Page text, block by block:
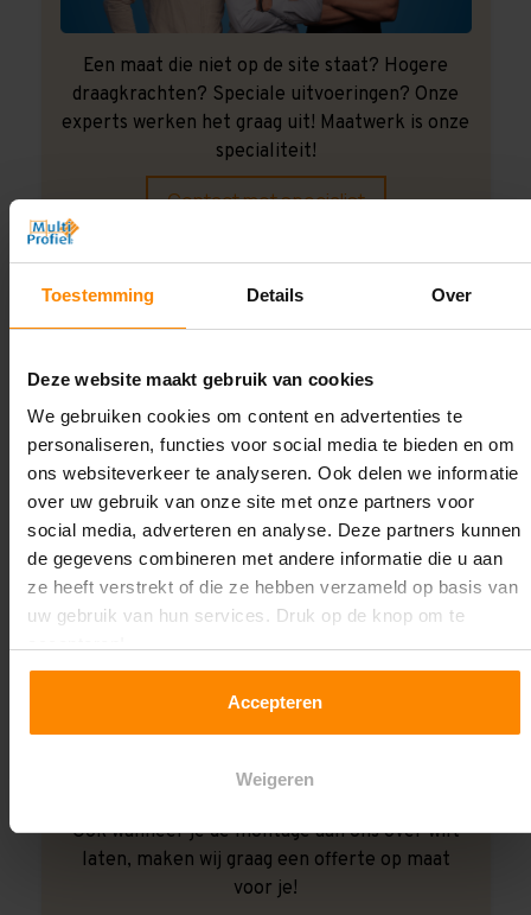
Toestemming Details Over
Deze website maakt gebruik van cookies
We gebruiken cookies om content en advertenties te
personaliseren, functies voor social media te bieden en om
ons websiteverkeer te analyseren. Ook delen we informatie
over uw gebruik van onze site met onze partners voor
social media, adverteren en analyse. Deze partners kunnen
de gegevens combineren met andere informatie die u aan
ze heeft verstrekt of die ze hebben verzameld op basis van
uw gebruik van hun services. Druk op de knop om te
Accepteren
Weigeren
Een maat die niet op de site staat? Hogere
draagkrachten? Speciale uitvoeringen? Onze
experts werken het graag uit! Maatwerk is onze
specialiteit!
Contact met specialist
Montage uitbesteden?
Ook wanneer je de montage aan ons over wilt
laten, maken wij graag een offerte op maat
voor je!